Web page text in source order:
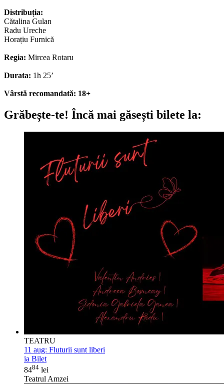
Distribuția:
Cătalina Gulan
Radu Ureche
Horațiu Furnică
Regia: Mircea Rotaru
Durata: 1h 25’
Vârstă recomandată: 18+
Grăbește-te! Încă mai găsești bilete la:
TEATRU
11 aug: Fluturii sunt liberi
ia Bilet
8484 lei
Teatrul Amzei